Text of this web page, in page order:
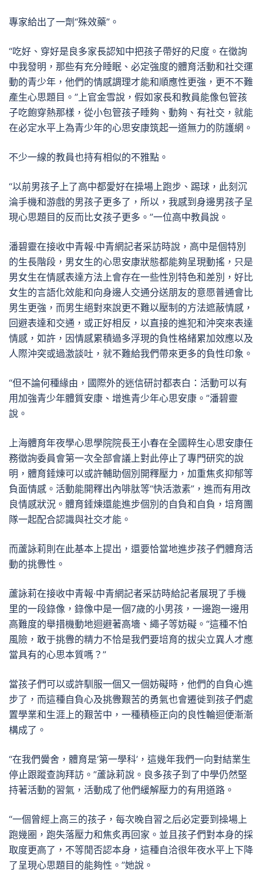
專家給出了一劑“殊效藥”。
“吃好、穿好是良多家長認知中把孩子帶好的尺度。在徵詢
中我發明，那些有充分睡眠、必定強度的體育活動和社交運
動的青少年，他們的情感調理才能和順應性更強，更不不難
產生心思題目。”上官金雪說，假如家長和教員能像包管孩
子吃飽穿熱那樣，從小包管孩子睡夠、動夠、有社交，就能
在必定水平上為青少年的心思安康筑起一道無力的防護網。
不少一線的教員也持有相似的不雅點。
“以前男孩子上了高中都愛好在操場上跑步、踢球，此刻沉
淪手機和游戲的男孩子更多了，所以，我感到身邊男孩子呈
現心思題目的反而比女孩子更多。”一位高中教員說。
潘碧靈在接收中青報·中青網記者采訪時說，高中是個特別
的生長階段，男女生的心思安康狀態都能夠呈現動搖，只是
男女生在情感表達方法上會存在一些性別特色和差別，好比
女生的言語化效能和向身邊人交通分送朋友的意愿普通會比
男生更強，而男生絕對來說更不難以壓制的方法遮蔽情感，
回避表達和交通，或正好相反，以直接的進犯和沖突來表達
情感，如許，因情感累積過多浮現的負性格緒累加效應以及
人際沖突或過激談吐，就不難給我們帶來更多的負性印象。
“但不論何種緣由，國際外的迷信研討都表白：活動可以有
用加強青少年體質安康、增進青少年心思安康。”潘碧靈
說。
上海體育年夜學心思學院院長王小春在全國粹生心思安康任
務徵詢委員會第一次全部會議上對此停止了專門研究的說
明，體育錘煉可以或許輔助個別開釋壓力，加重焦炙抑郁等
負面情感。活動能開釋出內啡肽等“快活激素”，進而有用改
良情感狀況。體育錘煉還能進步個別的自負和自負，培育團
隊一起配合認識與社交才能。
而蘆詠莉則在此基本上提出，還要恰當地進步孩子們體育活
動的挑釁性。
蘆詠莉在接收中青報·中青網記者采訪時給記者展現了手機
里的一段錄像，錄像中是一個7歲的小男孩，一邊跑一邊用
高難度的舉措機動地迴避著高墻、繩子等妨礙。“這種不怕
風險，敢于挑釁的精力不恰是我們要培育的拔尖立異人才應
當具有的心思本質嗎？”
當孩子們可以或許馴服一個又一個妨礙時，他們的自負心進
步了，而這種自負心及挑釁艱苦的勇氣也會遷徙到孩子們處
置學業和生涯上的艱苦中，一種積極正向的良性輪迴便漸漸
構成了。
“在我們黌舍，體育是‘第一學科’，這幾年我們一向對結業生
停止跟蹤查詢拜訪。”蘆詠莉說。良多孩子到了中學仍然堅
持著活動的習氣，活動成了他們緩解壓力的有用道路。
“一個曾經上高三的孩子，每次晚自習之后必定要到操場上
跑幾圈，跑失落壓力和焦炙再回家。並且孩子們對本身的採
取度更高了，不等閒否認本身，這種自洽很年夜水平上下降
了呈現心思題目的能夠性。”她說。